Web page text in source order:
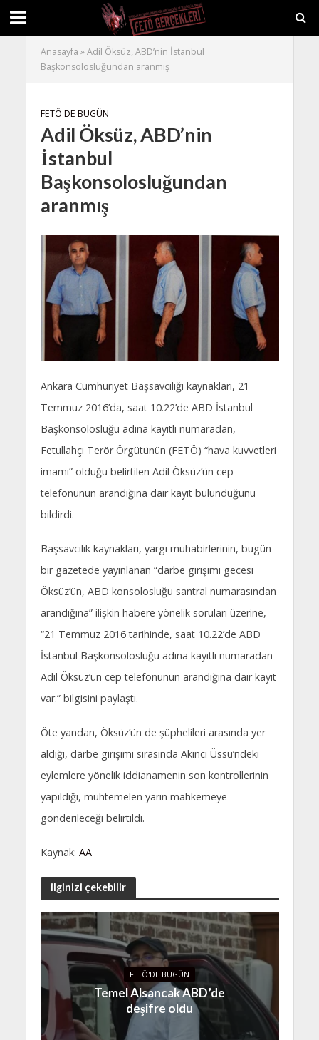
Anasayfa »Adil Öksüz, ABD’nin İstanbul
Başkonsolosluğundan aranmış
FETÖ'DE BUGÜN
Adil Öksüz, ABD’nin
İstanbul
Başkonsolosluğundan
aranmış
Ankara Cumhuriyet Başsavcılığı kaynakları, 21
Temmuz 2016’da, saat 10.22’de ABD İstanbul
Başkonsolosluğu adına kayıtlı numaradan,
Fetullahçı Terör Örgütünün (FETÖ) “hava kuvvetleri
imamı” olduğu belirtilen Adil Öksüz’ün cep
telefonunun arandığına dair kayıt bulunduğunu
bildirdi.
Başsavcılık kaynakları, yargı muhabirlerinin, bugün
bir gazetede yayınlanan “darbe girişimi gecesi
Öksüz’ün, ABD konsolosluğu santral numarasından
arandığına” ilişkin habere yönelik soruları üzerine,
“21 Temmuz 2016 tarihinde, saat 10.22’de ABD
İstanbul Başkonsolosluğu adına kayıtlı numaradan
Adil Öksüz’ün cep telefonunun arandığına dair kayıt
var.” bilgisini paylaştı.
Öte yandan, Öksüz’ün de şüphelileri arasında yer
aldığı, darbe girişimi sırasında Akıncı Üssü’ndeki
eylemlere yönelik iddianamenin son kontrollerinin
yapıldığı, muhtemelen yarın mahkemeye
gönderileceği belirtildi.
Kaynak: AA
ilginizi çekebilir
FETÖ'DE BUGÜN
Temel Alsancak ABD’de
deşifre oldu